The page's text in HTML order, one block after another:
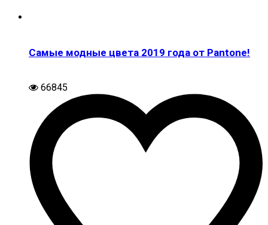
Самые модные цвета 2019 года от Pantone!
66845